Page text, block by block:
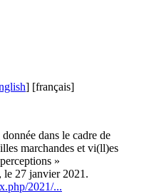
] [français]
donnée dans le cadre de
marchandes et vi(ll)es
»
27 janvier 2021.
2021/...